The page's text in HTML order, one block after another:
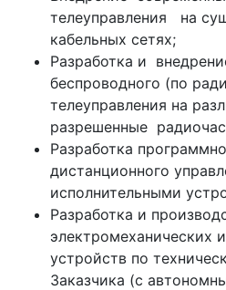
телеуправления на
кабельных сетях;
Разработка и
беспроводного (по
телеуправления на
разрешенные
Разработка
дистанционного
исполнительными
Разработка и
электромеханических
устройств по
Заказчика (с